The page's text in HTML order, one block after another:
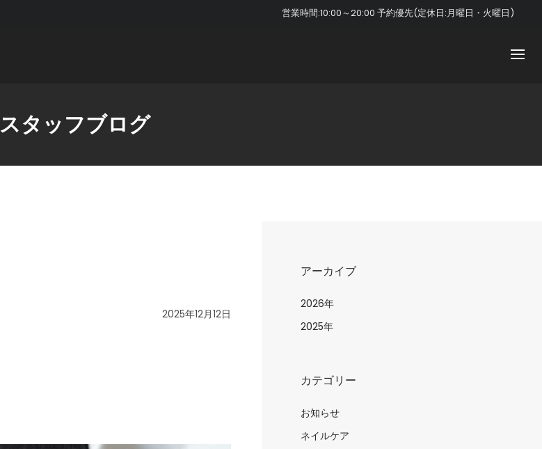
営業時間:10:00～20:00 予約優先(定休日:月曜日・火曜日)
スタッフブログ
2025年12月12日
アーカイブ
2026年
2025年
カテゴリー
お知らせ
ネイルケア